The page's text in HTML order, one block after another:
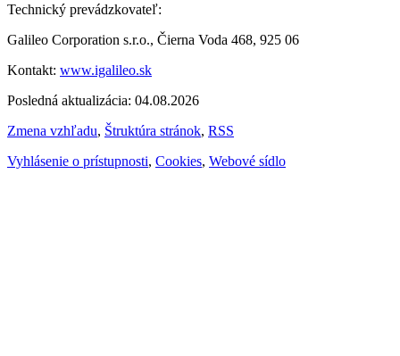
Technický prevádzkovateľ:
Galileo Corporation s.r.o., Čierna Voda 468, 925 06
Kontakt: www.igalileo.sk
Posledná aktualizácia: 04.08.2026
Zmena vzhľadu, Štruktúra stránok, RSS
Vyhlásenie o prístupnosti, Cookies, Webové sídlo